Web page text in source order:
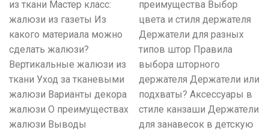
из ткани Мастер класс:
жалюзи из газеты Из
какого материала можно
сделать жалюзи?
Вертикальные жалюзи из
ткани Уход за тканевыми
жалюзи Варианты декора
жалюзи О преимуществах
жалюзи Выводы
преимущества Выбор
цвета и стиля держателя
Держатели для разных
типов штор Правила
выбора шторного
держателя Держатели или
подхваты? Аксессуары в
стиле канзаши Держатели
для занавесок в детскую